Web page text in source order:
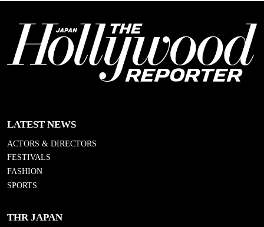
LATEST NEWS
ACTORS & DIRECTORS
FESTIVALS
FASHION
SPORTS
THR JAPAN